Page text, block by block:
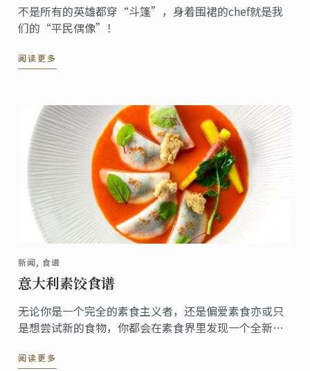
不是所有的英雄都穿“斗篷”，身着围裙的chef就是我
们的“平民偶像”！
阅读更多
新闻, 食谱
意大利素饺食谱
无论你是一个完全的素食主义者，还是偏爱素食亦或只
是想尝试新的食物，你都会在素食界里发现一个全新的
阅读更多